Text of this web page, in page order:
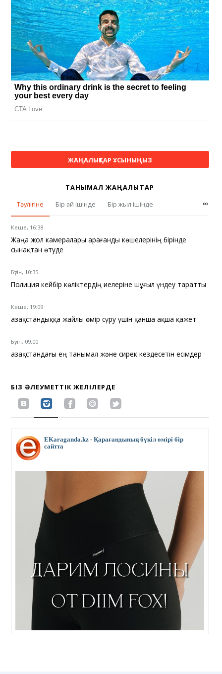
ЖАҢАЛЫҚТАР ҰСЫНЫҢЫЗ
ТАНЫМАЛ ЖАҢАЛЫҚТАР
Тәулігіне
Бір ай ішінде Бір жыл ішінде ∞
Кеше, 16:38
Жаңа жол камералары Қарағанды көшелерінің бірінде
сынақтан өтуде
Бүгін, 10:35
Полиция кейбір көліктердің иелеріне шұғыл үндеу таратты
Кеше, 19:09
Қазақстандыққа жайлы өмір сүру үшін қанша ақша қажет
Бүгін, 09:00
Қазақстандағы ең танымал және сирек кездесетін есімдер
БІЗ ӘЛЕУМЕТТІК ЖЕЛІЛЕРДЕ
EKaraganda.kz - Қарағандының бүкіл өмірі бір
сайтта